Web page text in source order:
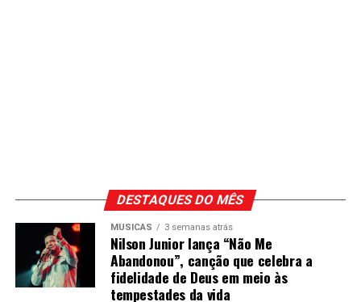
DESTAQUES DO MÊS
MÚSICAS 3 semanas atrás
Nilson Junior lança “Não Me
Abandonou”, canção que celebra a
fidelidade de Deus em meio às
tempestades da vida